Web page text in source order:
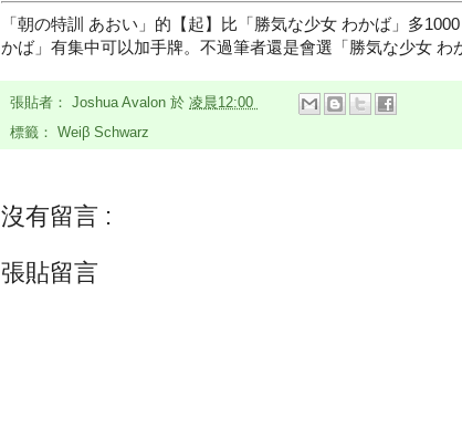
「朝の特訓 あおい」的【起】比「勝気な少女 わかば」多
かば」有集中可以加手牌。不過筆者還是會選「勝気な少女 わ
張貼者： Joshua Avalon 於 凌晨12:00
標籤： Weiβ Schwarz
沒有留言 :
張貼留言